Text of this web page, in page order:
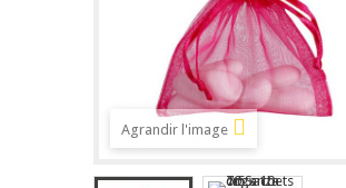
Agrandir l'image